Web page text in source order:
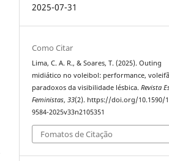
2025-07-31
Como Citar
Lima, C. A. R., & Soares, T. (2025). Outing
midiático no voleibol: performance,
paradoxos da visibilidade lésbica.Revista
Feministas,33(2). https://doi.org/10.1590/
9584-2025v33n2105351
Fomatos de Citação